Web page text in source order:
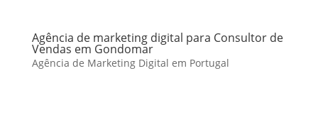
Agência de marketing digital para Consultor de
Vendas em Gondomar
Agência de Marketing Digital em Portugal